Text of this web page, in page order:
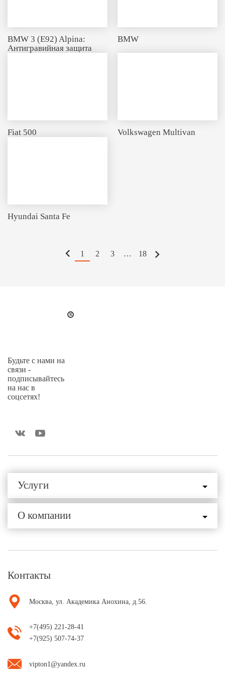
BMW 3 (E92) Alpina:
Антигравийная защита
BMW
Fiat 500 Volkswagen Multivan
Hyundai Santa Fe
1 2 3 … 18
Будьте с нами на
связи -
подписывайтесь
на нас в
соцсетях!
Услуги
О компании
Контакты
Москва, ул. Академика Анохина, д.56.
+7(495) 221-28-41
+7(925) 507-74-37
vipton1@yandex.ru